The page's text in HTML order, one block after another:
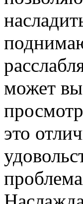
может
это